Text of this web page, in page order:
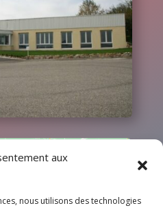
aux
nous utilisons des technologies